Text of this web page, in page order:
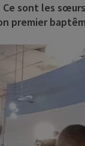
Ce sont les
premier